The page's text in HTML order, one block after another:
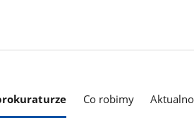
Co robimy